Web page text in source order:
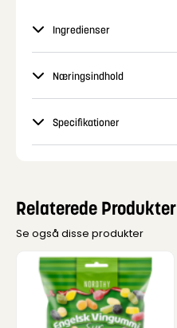
Ingredienser
Næringsindhold
Specifikationer
Relaterede Produkter
Se også disse produkter